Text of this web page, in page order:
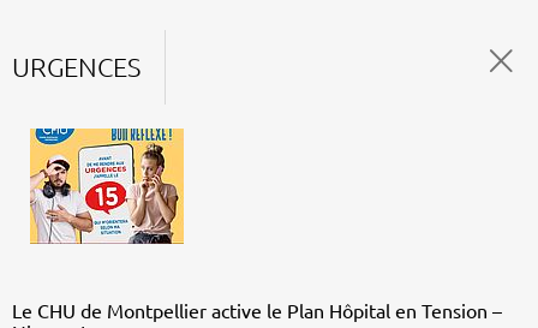
URGENCES
Le CHU de Montpellier active le Plan Hôpital en Tension –